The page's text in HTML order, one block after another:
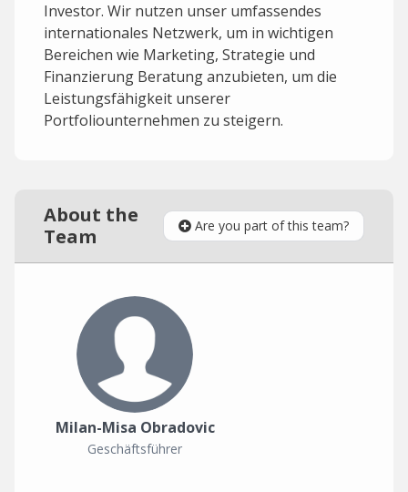
Investor. Wir nutzen unser umfassendes
internationales Netzwerk, um in wichtigen
Bereichen wie Marketing, Strategie und
Finanzierung Beratung anzubieten, um die
Leistungsfähigkeit unserer
Portfoliounternehmen zu steigern.
About the
Team
Are you part of this team?
Milan-Misa Obradovic
Geschäftsführer